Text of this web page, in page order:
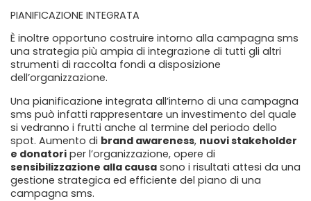
PIANIFICAZIONE INTEGRATA
È inoltre opportuno costruire intorno alla campagna sms
una strategia più ampia di integrazione di tutti gli altri
strumenti di raccolta fondi a disposizione
dell’organizzazione.
Una pianificazione integrata all’interno di una campagna
sms può infatti rappresentare un investimento del quale
si vedranno i frutti anche al termine del periodo dello
spot. Aumento di brand awareness, nuovi stakeholder
e donatori per l’organizzazione, opere di
sensibilizzazione alla causa sono i risultati attesi da una
gestione strategica ed efficiente del piano di una
campagna sms.